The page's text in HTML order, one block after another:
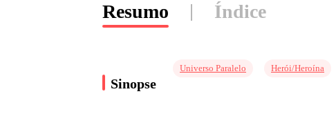
Resumo Índice
Sinopse
Universo Paralelo Herói/Heroína